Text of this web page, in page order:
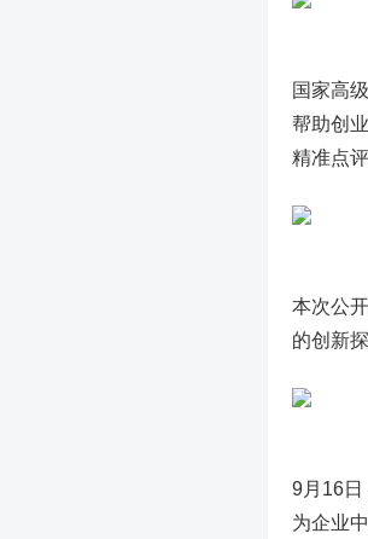
国家高
帮助创
精准点评
本次公
的创新探
9月16日
为企业